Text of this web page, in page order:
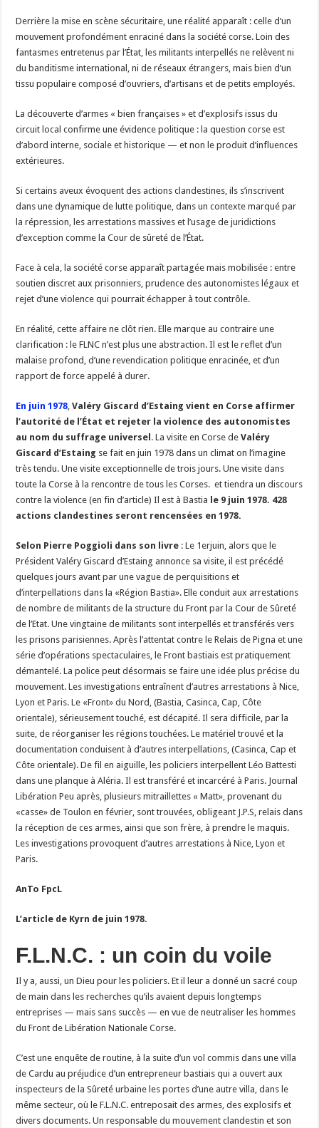
Derrière la mise en scène sécuritaire, une réalité apparaît : celle d’un
mouvement profondément enraciné dans la société corse. Loin des
fantasmes entretenus par l’État, les militants interpellés ne relèvent ni
du banditisme international, ni de réseaux étrangers, mais bien d’un
tissu populaire composé d’ouvriers, d’artisans et de petits employés.
La découverte d’armes « bien françaises » et d’explosifs issus du
circuit local confirme une évidence politique : la question corse est
d’abord interne, sociale et historique — et non le produit d’influences
extérieures.
Si certains aveux évoquent des actions clandestines, ils s’inscrivent
dans une dynamique de lutte politique, dans un contexte marqué par
la répression, les arrestations massives et l’usage de juridictions
d’exception comme la Cour de sûreté de l’État.
Face à cela, la société corse apparaît partagée mais mobilisée : entre
soutien discret aux prisonniers, prudence des autonomistes légaux et
rejet d’une violence qui pourrait échapper à tout contrôle.
En réalité, cette affaire ne clôt rien. Elle marque au contraire une
clarification : le FLNC n’est plus une abstraction. Il est le reflet d’un
malaise profond, d’une revendication politique enracinée, et d’un
rapport de force appelé à durer.
En juin 1978 ,Valéry Giscard d’Estaing vient en Corse affirmer
l’autorité de l’État et rejeter la violence des autonomistes
au nom du suffrage universel . La visite en Corse deValéry
Giscard d’Estaing se fait en juin 1978 dans un climat on l’imagine
très tendu. Une visite exceptionnelle de trois jours. Une visite dans
toute la Corse à la rencontre de tous les Corses. et tiendra un discours
contre la violence (en fin d’article) Il est à Bastia le 9 juin 1978. 428
actions clandestines seront rencensées en 1978.
Selon Pierre Poggioli dans son livre : Le 1erjuin, alors que le
Président Valéry Giscard d’Estaing annonce sa visite, il est précédé
quelques jours avant par une vague de perquisitions et
d’interpellations dans la «Région Bastia». Elle conduit aux arrestations
de nombre de militants de la structure du Front par la Cour de Sûreté
de l’Etat. Une vingtaine de militants sont interpellés et transférés vers
les prisons parisiennes. Après l’attentat contre le Relais de Pigna et une
série d’opérations spectaculaires, le Front bastiais est pratiquement
démantelé. La police peut désormais se faire une idée plus précise du
mouvement. Les investigations entraînent d’autres arrestations à Nice,
Lyon et Paris. Le «Front» du Nord, (Bastia, Casinca, Cap, Côte
orientale), sérieusement touché, est décapité. Il sera difficile, par la
suite, de réorganiser les régions touchées. Le matériel trouvé et la
documentation conduisent à d’autres interpellations, (Casinca, Cap et
Côte orientale). De fil en aiguille, les policiers interpellent Léo Battesti
dans une planque à Aléria. Il est transféré et incarcéré à Paris. Journal
Libération Peu après, plusieurs mitraillettes « Matt», provenant du
«casse» de Toulon en février, sont trouvées, obligeant J.P.S, relais dans
la réception de ces armes, ainsi que son frère, à prendre le maquis.
Les investigations provoquent d’autres arrestations à Nice, Lyon et
Paris.
AnTo FpcL
L’article de Kyrn de juin 1978.
F.L.N.C. : un coin du voile
Il y a, aussi, un Dieu pour les policiers. Et il leur a donné un sacré coup
de main dans les recherches qu’ils avaient depuis longtemps
entreprises — mais sans succès — en vue de neutraliser les hommes
du Front de Libération Nationale Corse.
C’est une enquête de routine, à la suite d’un vol commis dans une villa
de Cardu au préjudice d’un entrepreneur bastiais qui a ouvert aux
inspecteurs de la Sûreté urbaine les portes d’une autre villa, dans le
même secteur, où le F.L.N.C. entreposait des armes, des explosifs et
divers documents. Un responsable du mouvement clandestin et son